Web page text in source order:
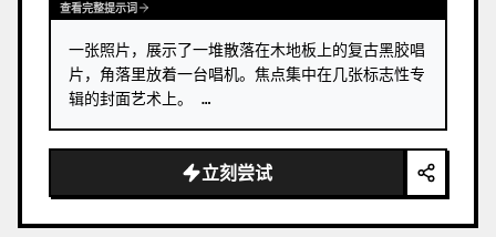
查看完整提示词
一张照片，展示了一堆散落在木地板上的复古黑胶唱
片，角落里放着一台唱机。焦点集中在几张标志性专
辑的封面艺术上。 …
立刻尝试